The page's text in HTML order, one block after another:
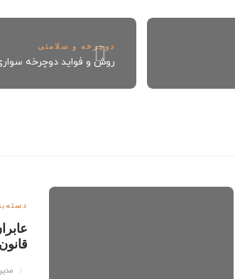
دوچرخه و سلامتی
روش و فواید دوچرخه
قانون